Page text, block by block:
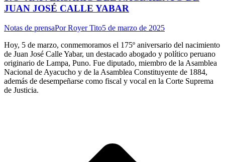
JUAN JOSÉ CALLE YABAR
Notas de prensaPorRoyer Tito5 de marzo de 2025
Hoy, 5 de marzo, conmemoramos el 175º aniversario del nacimiento
de Juan José Calle Yabar, un destacado abogado y político peruano
originario de Lampa, Puno. Fue diputado, miembro de la Asamblea
Nacional de Ayacucho y de la Asamblea Constituyente de 1884,
además de desempeñarse como fiscal y vocal en la Corte Suprema
de Justicia.